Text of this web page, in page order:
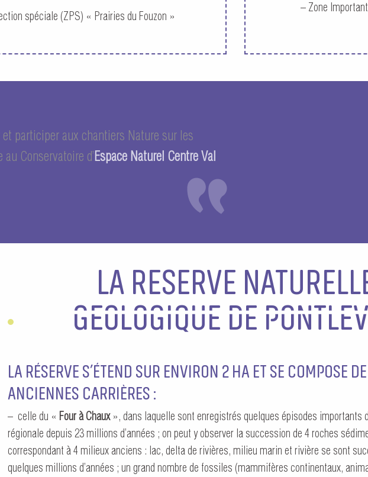
spéciale (ZPS) « Prairies du Fouzon »
– Zone
participer aux chantiers Nature sur les
Conservatoire d’Espace Naturel Centre Val
LA RESERVE
GEOLOGIQUE DE
LA RÉSERVE S’ÉTEND SUR ENVIRON 2 HA ET SE COMPOSE
ANCIENNES CARRIÈRES :
– celle du « Four à Chaux», dans laquelle sont enregistrés quelques épisodes importants
régionale depuis 23 millions d’années ; on peut y observer la succession de 4 roches
correspondant à 4 milieux anciens : lac, delta de rivières, milieu marin et rivière se sont
quelques millions d’années ; un grand nombre de fossiles (mammifères continentaux,